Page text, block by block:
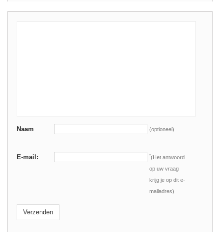
Naam (optioneel)
E-mail: *(Het antwoord
op uw vraag
krijg je op dit e-
mailadres)
Verzenden